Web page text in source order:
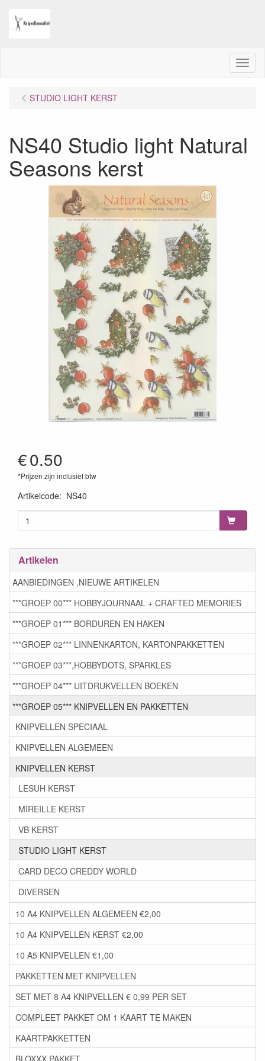
M
e
STUDIO LIGHT KERST
NS40 Studio light Natural
Seasons kerst
€0.50
*Prijzen zijn inclusief btw
Artikelcode: NS40
Artikelen
AANBIEDINGEN ,NIEUWE ARTIKELEN
***GROEP 00*** HOBBYJOURNAAL + CRAFTED MEMORIES
***GROEP 01*** BORDUREN EN HAKEN
***GROEP 02*** LINNENKARTON, KARTONPAKKETTEN
***GROEP 03***,HOBBYDOTS, SPARKLES
***GROEP 04*** UITDRUKVELLEN BOEKEN
***GROEP 05*** KNIPVELLEN EN PAKKETTEN
KNIPVELLEN SPECIAAL
KNIPVELLEN ALGEMEEN
KNIPVELLEN KERST
LESUH KERST
MIREILLE KERST
VB KERST
STUDIO LIGHT KERST
CARD DECO CREDDY WORLD
DIVERSEN
10 A4 KNIPVELLEN ALGEMEEN €2,00
10 A4 KNIPVELLEN KERST €2,00
10 A5 KNIPVELLEN €1,00
PAKKETTEN MET KNIPVELLEN
SET MET 8 A4 KNIPVELLEN € 0,99 PER SET
COMPLEET PAKKET OM 1 KAART TE MAKEN
KAARTPAKKETTEN
BLOXXX PAKKET